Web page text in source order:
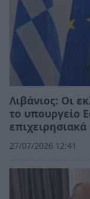
Λιβάνιος: Οι
το υπουργείο
επιχειρησιακά
27/07/2026 12:41